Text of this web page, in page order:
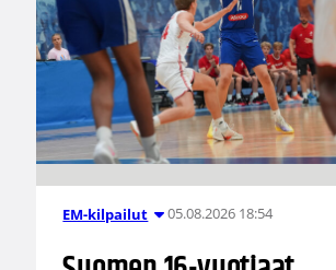
EM-kilpailut 05.08.2026 18:54